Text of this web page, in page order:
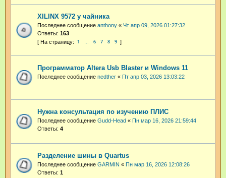
XILINX 9572 у чайника
Последнее сообщение anthony « Чт апр 09, 2026 01:27:32
Ответы: 163
1 … 6 7 8 9
Программатор Altera Usb Blaster и Windows 11
Последнее сообщение nedther « Пт апр 03, 2026 13:03:22
Нужна консультация по изучению ПЛИС
Последнее сообщение Gudd-Head « Пн мар 16, 2026 21:59:44
Ответы: 4
Разделение шины в Quartus
Последнее сообщение GARMIN « Пн мар 16, 2026 12:08:26
Ответы: 1